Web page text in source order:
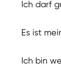
Ich darf
Es ist
Ich bin